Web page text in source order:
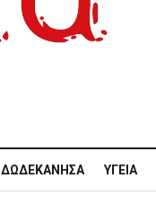
ΔΩΔΕΚΆΝΗΣΑ ΥΓΕΊΑ